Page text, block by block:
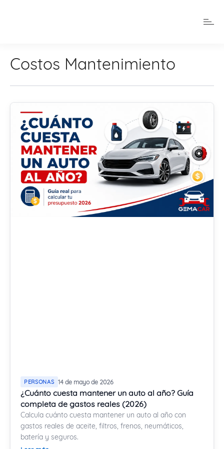
Costos Mantenimiento
PERSONAS 14 de mayo de 2026
¿Cuánto cuesta mantener un auto al año? Guía
completa de gastos reales (2026)
Calcula cuánto cuesta mantener un auto al año con
gastos reales de aceite, filtros, frenos, neumáticos,
batería y seguros.